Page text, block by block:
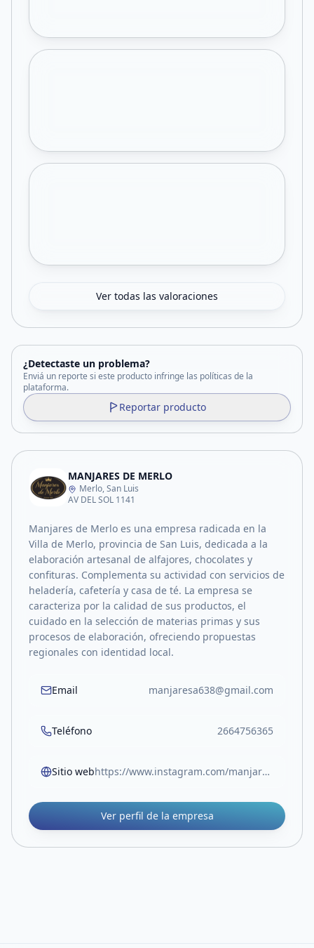
Ver todas las valoraciones
¿Detectaste un problema?
Enviá un reporte si este producto infringe las políticas de la
plataforma.
Reportar producto
MANJARES DE MERLO
Merlo, San Luis
AV DEL SOL 1141
Manjares de Merlo es una empresa radicada en la
Villa de Merlo, provincia de San Luis, dedicada a la
elaboración artesanal de alfajores, chocolates y
confituras. Complementa su actividad con servicios de
heladería, cafetería y casa de té. La empresa se
caracteriza por la calidad de sus productos, el
cuidado en la selección de materias primas y sus
procesos de elaboración, ofreciendo propuestas
regionales con identidad local.
Email manjaresa638@gmail.com
Teléfono 2664756365
Sitio web https://www.instagram.com/manjaresdemerlo/
Ver perfil de la empresa